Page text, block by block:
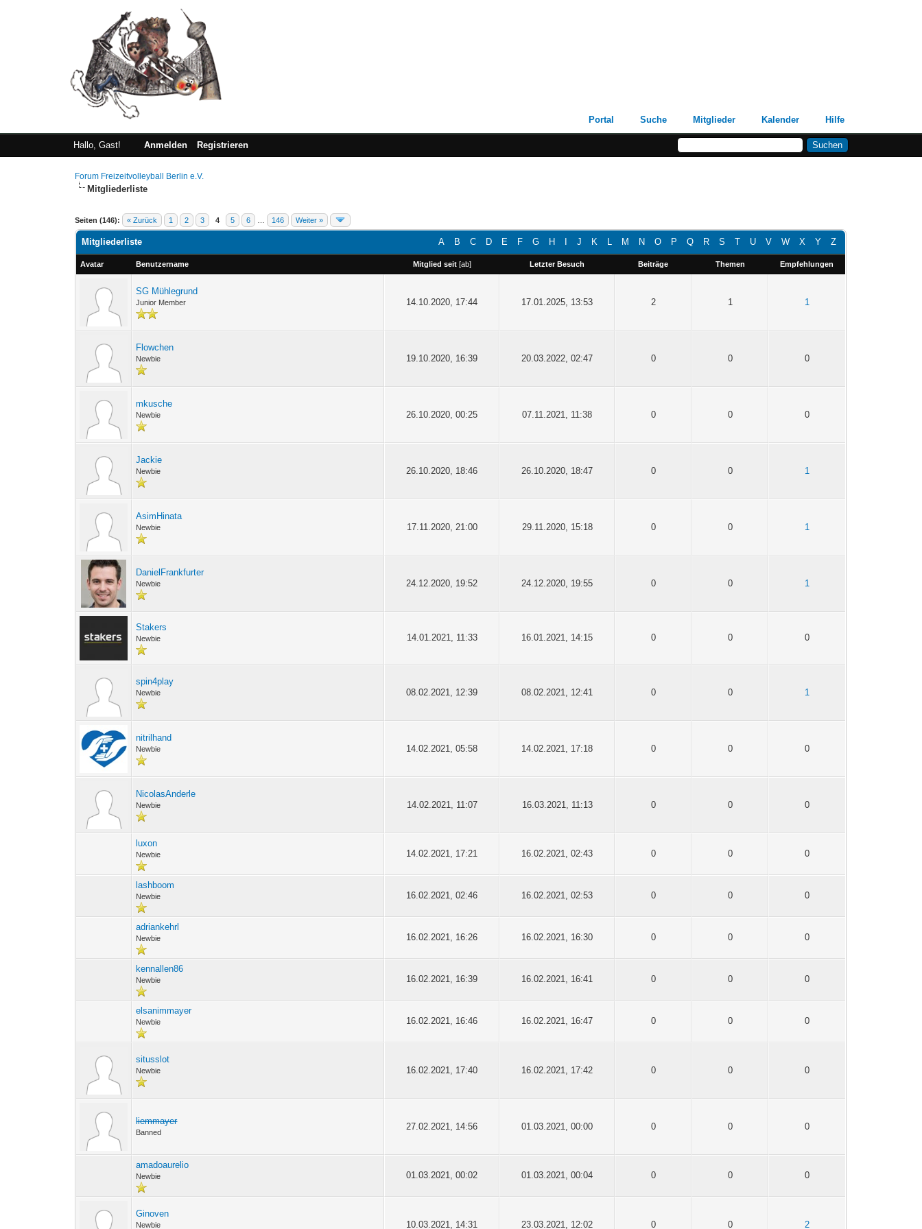
Portal Suche Mitglieder Kalender Hilfe
Hallo, Gast! Anmelden Registrieren
Forum Freizeitvolleyball Berlin e.V.
Mitgliederliste
Seiten (146): « Zurück 1 2 3 4 5 6 146 Weiter »
A B C D E F G H J K L M N O P Q R S T U V W X Y Z
Mitgliederliste
Avatar Benutzername Mitglied seit [ab] Letzter Besuch Beiträge Themen Empfehlungen
SG Mühlegrund
Junior Member 14.10.2020, 17:44 17.01.2025, 13:53 2 1 1
Flowchen
Newbie 19.10.2020, 16:39 20.03.2022, 02:47 0 0 0
mkusche
Newbie 26.10.2020, 00:25 07.11.2021, 11:38 0 0 0
Jackie
Newbie 26.10.2020, 18:46 26.10.2020, 18:47 0 0 1
AsimHinata
Newbie 17.11.2020, 21:00 29.11.2020, 15:18 0 0 1
DanielFrankfurter
Newbie 24.12.2020, 19:52 24.12.2020, 19:55 0 0 1
Stakers
Newbie 14.01.2021, 11:33 16.01.2021, 14:15 0 0 0
spin4play
Newbie 08.02.2021, 12:39 08.02.2021, 12:41 0 0 1
nitrilhand
Newbie 14.02.2021, 05:58 14.02.2021, 17:18 0 0 0
NicolasAnderle
Newbie 14.02.2021, 11:07 16.03.2021, 11:13 0 0 0
luxon
Newbie 14.02.2021, 17:21 16.02.2021, 02:43 0 0 0
lashboom
Newbie 16.02.2021, 02:46 16.02.2021, 02:53 0 0 0
adriankehrl
Newbie 16.02.2021, 16:26 16.02.2021, 16:30 0 0 0
kennallen86
Newbie 16.02.2021, 16:39 16.02.2021, 16:41 0 0 0
elsanimmayer
Newbie 16.02.2021, 16:46 16.02.2021, 16:47 0 0 0
situsslot
Newbie 16.02.2021, 17:40 16.02.2021, 17:42 0 0 0
liemmayer
Banned
27.02.2021, 14:56 01.03.2021, 00:00 0 0 0
amadoaurelio
Newbie 01.03.2021, 00:02 01.03.2021, 00:04 0 0 0
Ginoven
Newbie 10.03.2021, 14:31 23.03.2021, 12:02 0 0 2